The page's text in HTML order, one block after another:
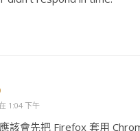
1:04 下午
該會先把 Firefox 套用